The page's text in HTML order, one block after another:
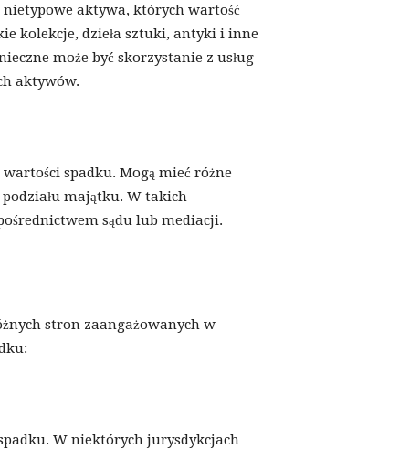
aktywa, których wartość
kolekcje, dzieła sztuki, antyki i inne
może być skorzystanie z usług
aktywów.
spadku. Mogą mieć różne
majątku. W takich
sądu lub mediacji.
stron zaangażowanych w
W niektórych jurysdykcjach